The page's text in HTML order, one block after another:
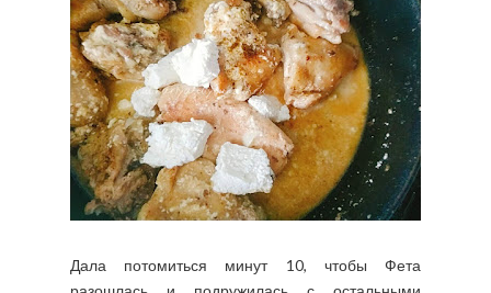
Дала потомиться минут 10, чтобы Фета